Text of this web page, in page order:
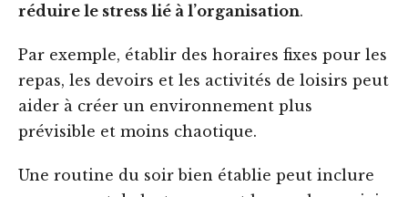
réduire le stress lié à l’organisation.
Par exemple, établir des horaires fixes pour les
repas, les devoirs et les activités de loisirs peut
aider à créer un environnement plus
prévisible et moins chaotique.
Une routine du soir bien établie peut inclure